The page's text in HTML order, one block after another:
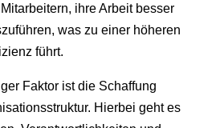
ihre Arbeit besser
was zu einer höheren
führt.
Faktor ist die Schaffung
Hierbei geht es